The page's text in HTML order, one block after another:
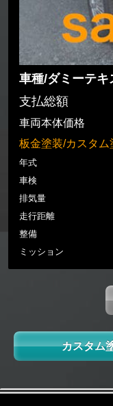
車種/ダミーテキ
支払総額
車両本体価格
板金塗装/カスタム
年式
車検
排気量
走行距離
整備
ミッション
カスタム